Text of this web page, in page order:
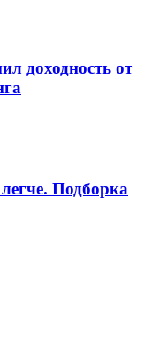
доходность от
Подборка